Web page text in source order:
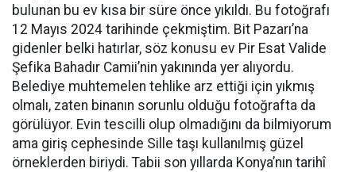
bulunan bu ev kısa bir süre önce yıkıldı. Bu fotoğrafı
12 Mayıs 2024 tarihinde çekmiştim. Bit Pazarı’na
gidenler belki hatırlar, söz konusu ev Pir Esat Valide
Şefika Bahadır Camii’nin yakınında yer alıyordu.
Belediye muhtemelen tehlike arz ettiği için yıkmış
olmalı, zaten binanın sorunlu olduğu fotoğrafta da
görülüyor. Evin tescilli olup olmadığını da bilmiyorum
ama giriş cephesinde Sille taşı kullanılmış güzel
örneklerden biriydi. Tabii son yıllarda Konya’nın tarihî